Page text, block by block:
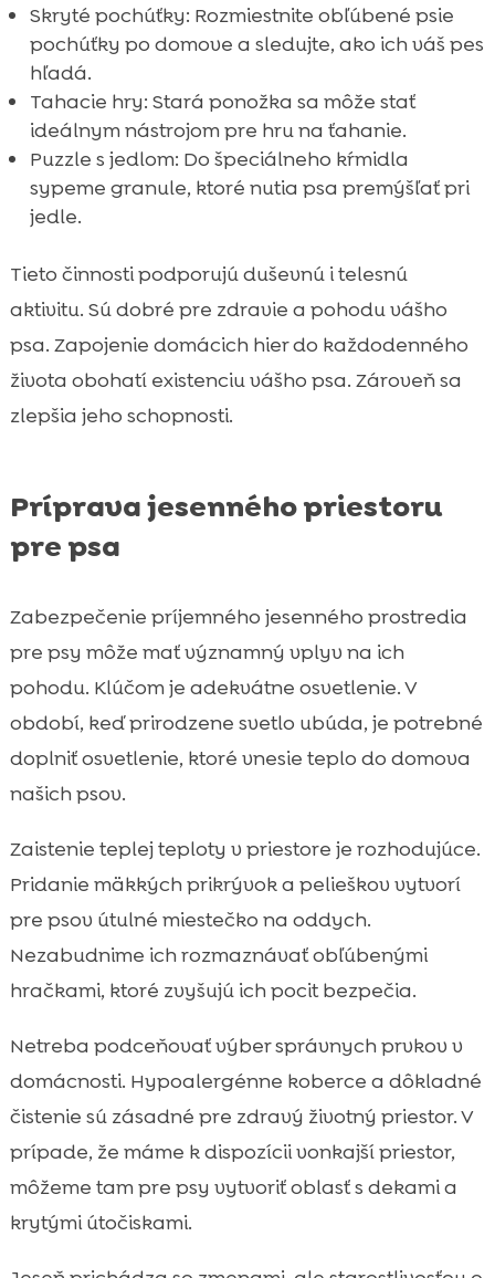
Skryté pochúťky: Rozmiestnite obľúbené psie
pochúťky po domove a sledujte, ako ich váš pes
hľadá.
Tahacie hry: Stará ponožka sa môže stať
ideálnym nástrojom pre hru na ťahanie.
Puzzle s jedlom: Do špeciálneho kŕmidla
sypeme granule, ktoré nutia psa premýšľať pri
jedle.
Tieto činnosti podporujú duševnú i telesnú
aktivitu. Sú dobré pre zdravie a pohodu vášho
psa. Zapojenie domácich hier do každodenného
života obohatí existenciu vášho psa. Zároveň sa
zlepšia jeho schopnosti.
Príprava jesenného priestoru
pre psa
Zabezpečenie príjemného jesenného prostredia
pre psy môže mať významný vplyv na ich
pohodu. Klúčom je adekvátne osvetlenie. V
období, keď prirodzene svetlo ubúda, je potrebné
doplniť osvetlenie, ktoré vnesie teplo do domova
našich psov.
Zaistenie teplej teploty v priestore je rozhodujúce.
Pridanie mäkkých prikrývok a pelieškov vytvorí
pre psov útulné miestečko na oddych.
Nezabudnime ich rozmaznávať obľúbenými
hračkami, ktoré zvyšujú ich pocit bezpečia.
Netreba podceňovať výber správnych prvkov v
domácnosti. Hypoalergénne koberce a dôkladné
čistenie sú zásadné pre zdravý životný priestor. V
prípade, že máme k dispozícii vonkajší priestor,
môžeme tam pre psy vytvoriť oblasť s dekami a
krytými útočiskami.